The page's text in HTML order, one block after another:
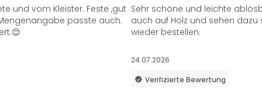
und vom Kleister. Feste ,gut
passte auch.
Sehr schöne und leichte
auch auf Holz und sehen
wieder bestellen.
24.07.2026
Verifizierte Bewertung